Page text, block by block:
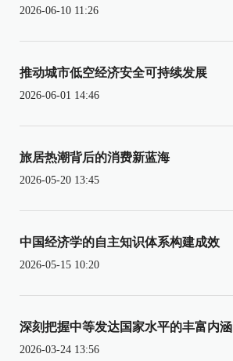
2026-06-10 11:26
推动城市低空经济安全可持续发展
2026-06-01 14:46
旅居热潮背后的消费新蓝海
2026-05-20 13:45
中国经济学的自主知识体系构建成效
2026-05-15 10:20
深刻把握中等发达国家水平的丰富内涵
2026-03-24 13:56